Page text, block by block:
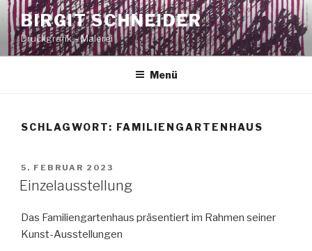
Zum
Inhalt
springen
BIRGIT SCHNEIDER
Druckgrafik – Malerei
Menü
SCHLAGWORT: FAMILIENGARTENHAUS
VERÖFFENTLICHT
AM
5. FEBRUAR 2023
Einzelausstellung
Das Familiengartenhaus präsentiert im Rahmen seiner
Kunst-Ausstellungen